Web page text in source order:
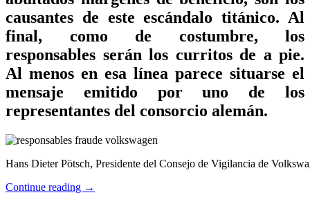
causantes de este escándalo titánico. Al
final, como de costumbre, los
responsables serán los curritos de a pie.
Al menos en esa línea parece situarse el
mensaje emitido por uno de los
representantes del consorcio alemán.
Hans Dieter Pötsch, Presidente del Consejo de Vigilancia de
Continue reading →